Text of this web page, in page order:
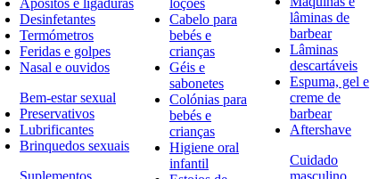
Apósitos e ligaduras
Desinfetantes
Termómetros
Feridas e golpes
Nasal e ouvidos
Bem-estar sexual
Preservativos
Lubrificantes
Brinquedos sexuais
Suplementos
loções
Cabelo para
bebés e
crianças
Géis e
sabonetes
Colónias para
bebés e
crianças
Higiene oral
infantil
lâminas de
barbear
Lâminas
descartáveis
Espuma, gel e
creme de
barbear
Aftershave
Cuidado
masculino